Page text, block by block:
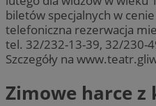
biletów specjalnych w
telefoniczna rezerwacja
tel. 32/232-13-39, 32/230-
Szczegóły na
Zimowe harce z